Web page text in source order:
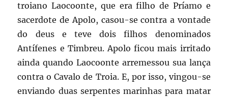
troiano Laocoonte, que era filho de Príamo e
sacerdote de Apolo, casou-se contra a vontade
do deus e teve dois filhos denominados
Antífenes e Timbreu. Apolo ficou mais irritado
ainda quando Laocoonte arremessou sua lança
contra o Cavalo de Troia. E, por isso, vingou-se
enviando duas serpentes marinhas para matar